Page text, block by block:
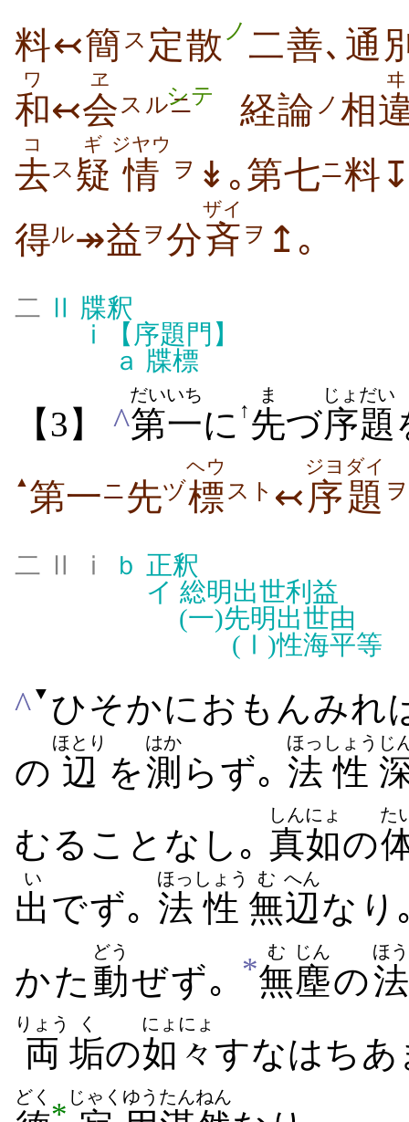
料↢簡 ス 定散 ノ 二善､通
和
ワ
↢会
ヱ
スルニシテ 経論 ノ 相
ヰ
去
コ
ス 疑
ギ
情
ジヤウ
ヲ ↡｡第七 ニ 料
得ル↠益 ヲ分斉
ザイ
ヲ ↥｡
二 Ⅱ 牒釈
ⅰ
【序題門】
ａ 牒標
【3】 ^第一
だいいち
に ↑ 先
ま
づ序題
じょだい
▲ 第一ニ先ヅ標
ヘウ
スト ↢ 序題
ジヨダイ
ヲ
二 Ⅱ ⅰ ｂ 正釈
イ 総明出世利益
(一)先明出世由
(Ⅰ)性海平等
^ ▼ ひそかにおもんみれ
の 辺
ほとり
を測
はか
らず｡ 法
ほっ
性
しょう じ
むることなし｡ 真如
しんにょ
の
た
出
い
でず｡ 法
ほっ
性
しょう
無
む
辺
へん
な
かた 動
どう
ぜず｡ *無
む
塵
じん
の
ほ
両
りょう
垢
く
の如々
にょにょ
すなはちあ
どく
*
じゃく ゆう たんねん